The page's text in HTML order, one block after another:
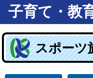
子育て・教
スポーツ